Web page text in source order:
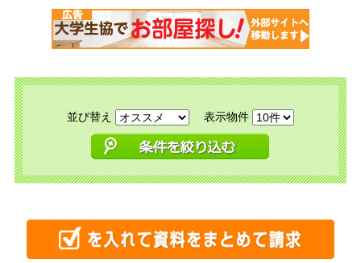
並び替え 表示物件